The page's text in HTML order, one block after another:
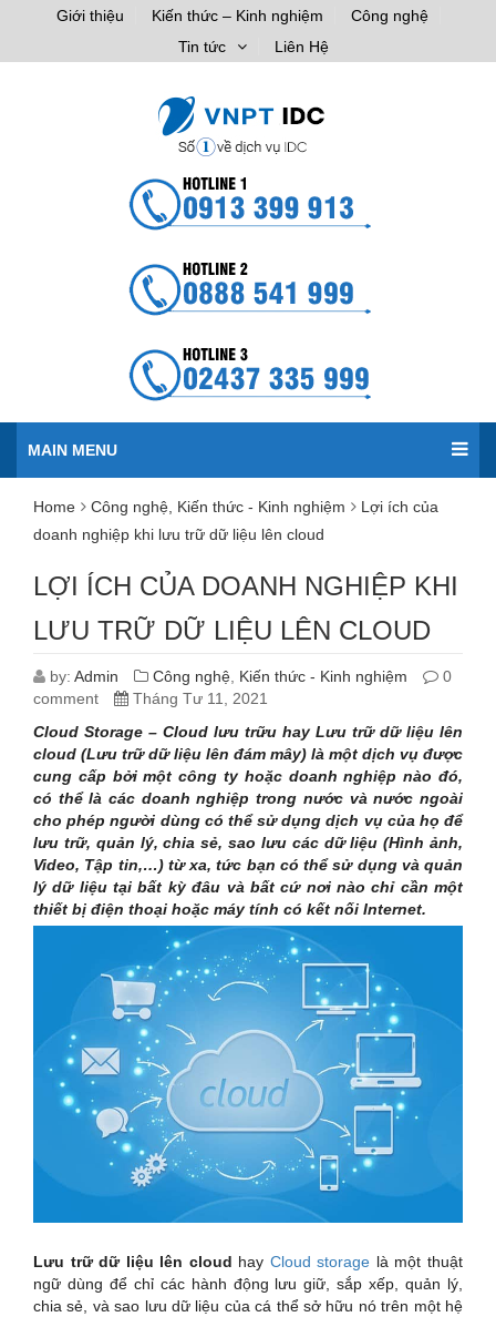
Giới thiệu Kiến thức – Kinh nghiệm
Công nghệ
Tin tức
Liên Hệ
MAIN MENU
Home Công nghệ Kiến thức - Kinh nghiệm
Lợi ích của
doanh nghiệp khi lưu trữ dữ liệu lên cloud
LỢI ÍCH CỦA DOANH NGHIỆP KHI
LƯU TRỮ DỮ LIỆU LÊN CLOUD
by: Admin Công nghệ Kiến thức - Kinh nghiệm
0
comment
Tháng Tư 11, 2021
Cloud Storage – Cloud lưu trữu hay Lưu trữ dữ liệu lên
cloud (Lưu trữ dữ liệu lên đám mây) là một dịch vụ được
cung cấp bởi một công ty hoặc doanh nghiệp nào đó,
có thể là các doanh nghiệp trong nước và nước ngoài
cho phép người dùng có thể sử dụng dịch vụ của họ để
lưu trữ, quản lý, chia sẻ, sao lưu các dữ liệu (Hình ảnh,
Video, Tập tin,…) từ xa, tức bạn có thể sử dụng và quản
lý dữ liệu tại bất kỳ đâu và bất cứ nơi nào chỉ cần một
thiết bị điện thoại hoặc máy tính có kết nối Internet.
Lưu trữ dữ liệu lên cloud hay Cloud storage là một thuật
ngữ dùng để chỉ các hành động lưu giữ, sắp xếp, quản lý,
chia sẻ, và sao lưu dữ liệu của cá thể sở hữu nó trên một hệ